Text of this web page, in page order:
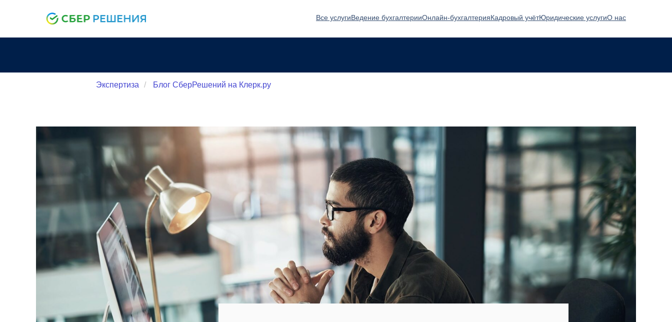
Все услугиВедение бухгалтерииОнлайн-бухгалтерияКадровый учётЮридические услугиО нас
Экспертиза / Блог СберРешений на Клерк.ру